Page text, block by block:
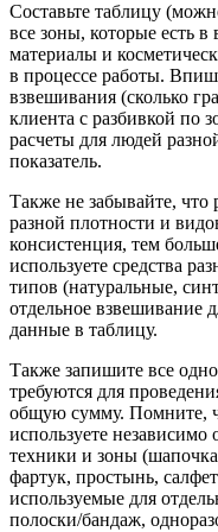
Составьте таблицу
все зоны, которые есть
материалы и
в процессе работы.
взвешивания (сколько
клиента с разбивкой по
расчеты для людей
показатель.
Также не забывайте, что
разной плотности и
консистенция, тем
используете средства
типов (натуральные,
отдельное взвешивание
данные в таблицу.
Также запишите все
требуются для
общую сумму. Помните,
используете
техники и зоны
фартук, простынь,
используемые для
полоски/бандаж,